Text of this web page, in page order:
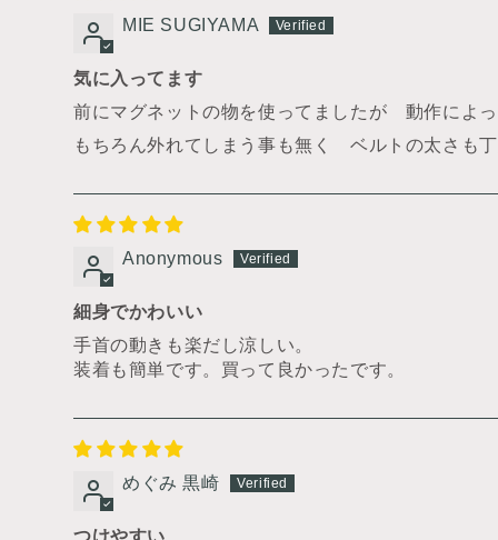
MIE SUGIYAMA
気に入ってます
前にマグネットの物を使ってましたが 動作によ
もちろん外れてしまう事も無く ベルトの太さも丁
Anonymous
細身でかわいい
手首の動きも楽だし涼しい。
装着も簡単です。買って良かったです。
めぐみ 黒崎